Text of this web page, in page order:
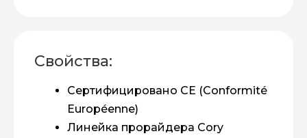
Свойства:
Сертифицировано CE (Conformité
Européenne)
Линейка прорайдера Cory